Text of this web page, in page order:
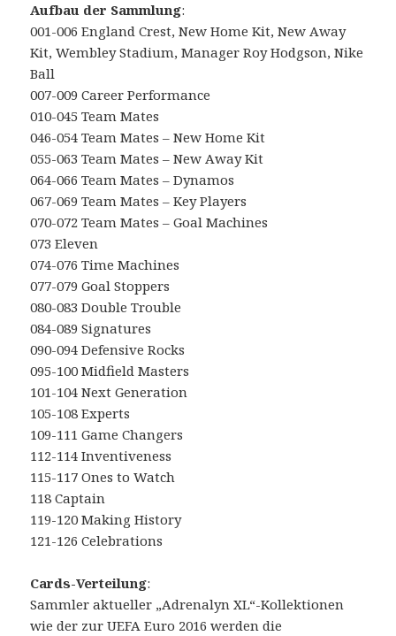
Aufbau der Sammlung:
001-006 England Crest, New Home Kit, New Away
Kit, Wembley Stadium, Manager Roy Hodgson, Nike
Ball
007-009 Career Performance
010-045 Team Mates
046-054 Team Mates – New Home Kit
055-063 Team Mates – New Away Kit
064-066 Team Mates – Dynamos
067-069 Team Mates – Key Players
070-072 Team Mates – Goal Machines
073 Eleven
074-076 Time Machines
077-079 Goal Stoppers
080-083 Double Trouble
084-089 Signatures
090-094 Defensive Rocks
095-100 Midfield Masters
101-104 Next Generation
105-108 Experts
109-111 Game Changers
112-114 Inventiveness
115-117 Ones to Watch
118 Captain
119-120 Making History
121-126 Celebrations
Cards-Verteilung:
Sammler aktueller „Adrenalyn XL“-Kollektionen
wie der zur UEFA Euro 2016 werden die